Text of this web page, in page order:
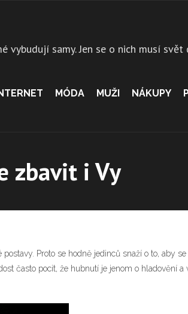
samy. Jen se o nich musí
MÓDA MUŽI NÁKUPY
zbavit i Vy
Proto se hodně jedinců snaží o to, aby
často pocit, že hubnutí je jenom o hladovění